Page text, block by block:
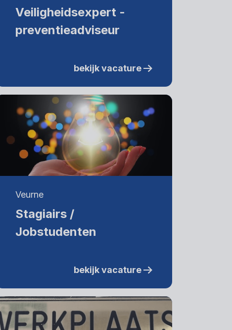
Veiligheidsexpert -
preventieadviseur
bekijk vacature
Veurne
Stagiairs /
Jobstudenten
bekijk vacature